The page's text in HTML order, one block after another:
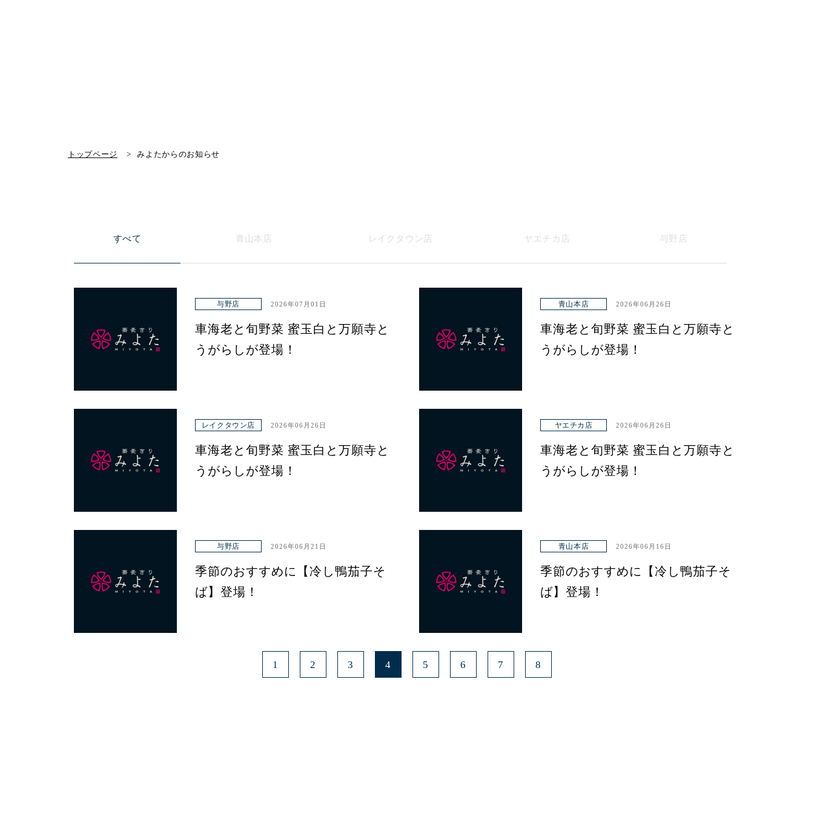
トップページ みよたからのお知らせ
すべて 青山本店 レイク タウン店 ヤエチカ店 与野店
与野店 2026年07月01日
車海老と旬野菜 蜜玉白と万願寺と
うがらしが登場！
青山本店 2026年06月26日
車海老と旬野菜 蜜玉白と万願寺と
うがらしが登場！
レイクタウン店 2026年06月26日
車海老と旬野菜 蜜玉白と万願寺と
うがらしが登場！
ヤエチカ店 2026年06月26日
車海老と旬野菜 蜜玉白と万願寺と
うがらしが登場！
与野店 2026年06月21日
季節のおすすめに【冷し鴨茄子そ
ば】登場！
青山本店 2026年06月16日
季節のおすすめに【冷し鴨茄子そ
ば】登場！
1 2 3 4 5 6 7 8